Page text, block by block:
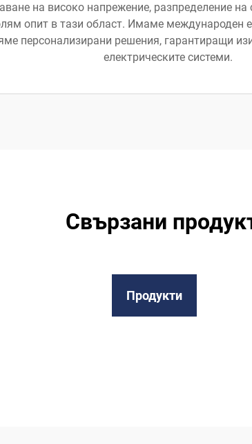
на високо напрежение, разпределение
опит в тази област. Имаме международен
персонализирани решения, гарантиращи
електрическите системи.
Свързани
Продукти